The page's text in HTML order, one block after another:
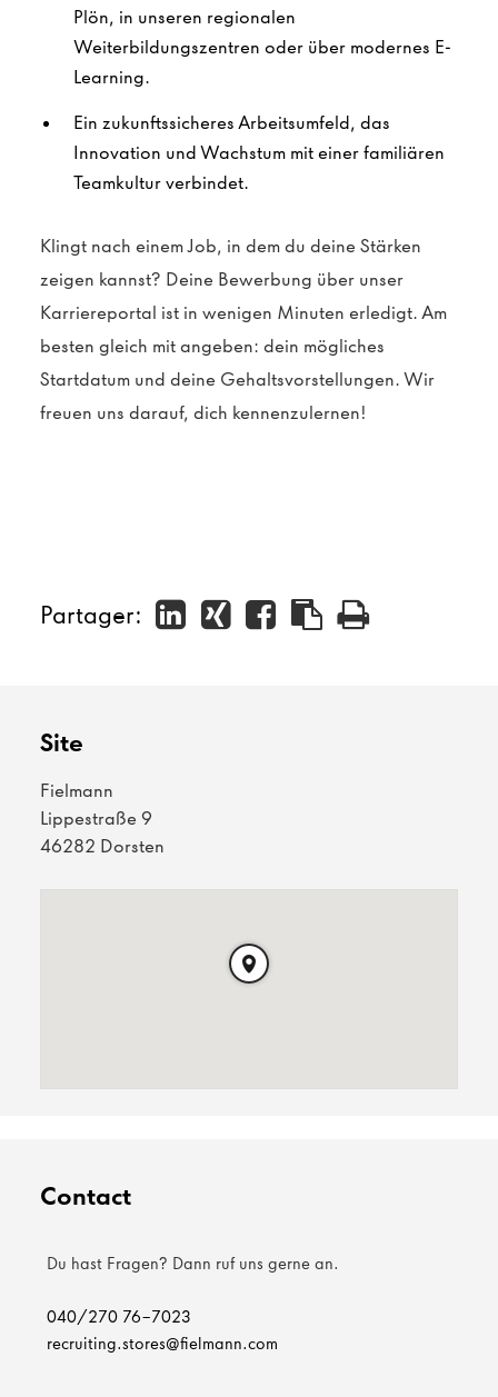
Plön, in unseren regionalen
Weiterbildungszentren oder über modernes E-
Learning.
Ein zukunftssicheres Arbeitsumfeld, das
Innovation und Wachstum mit einer familiären
Teamkultur verbindet.
Klingt nach einem Job, in dem du deine Stärken
zeigen kannst? Deine Bewerbung über unser
Karriereportal ist in wenigen Minuten erledigt. Am
besten gleich mit angeben: dein mögliches
Startdatum und deine Gehaltsvorstellungen. Wir
freuen uns darauf, dich kennenzulernen!
Partager:
Site
Fielmann
Lippestraße 9
46282 Dorsten
Contact
Du hast Fragen? Dann ruf uns gerne an.
040/270 76-7023
recruiting.stores@fielmann.com